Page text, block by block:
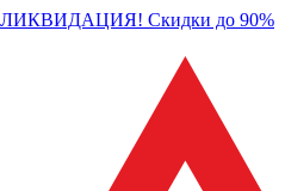
ЛИКВИДАЦИЯ! Скидки до 90%